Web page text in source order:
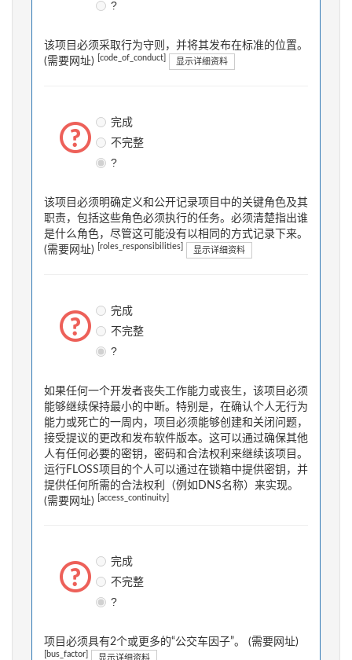
?
该项目必须采取行为守则，并将其发布在标准的位置。
(需要网址)
[code_of_conduct] 显示详细资料
完成
不完整
?
该项目必须明确定义和公开记录项目中的关键角色及其
职责，包括这些角色必须执行的任务。必须清楚指出谁
是什么角色，尽管这可能没有以相同的方式记录下来。
(需要网址)
[roles_responsibilities] 显示详细资料
完成
不完整
?
如果任何一个开发者丧失工作能力或丧生，该项目必须
能够继续保持最小的中断。特别是，在确认个人无行为
能力或死亡的一周内，项目必须能够创建和关闭问题，
接受提议的更改和发布软件版本。这可以通过确保其他
人有任何必要的密钥，密码和合法权利来继续该项目。
运行FLOSS项目的个人可以通过在锁箱中提供密钥，并
提供任何所需的合法权利（例如DNS名称）来实现。
(需要网址)
[access_continuity]
完成
不完整
?
项目必须具有2个或更多的“公交车因子”。 (需要网址)
[bus_factor] 显示详细资料